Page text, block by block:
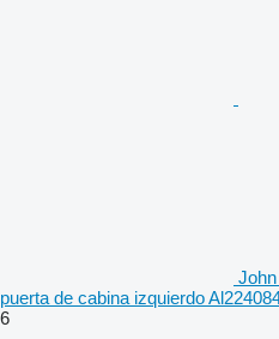
puerta de cabina izquierdo
6